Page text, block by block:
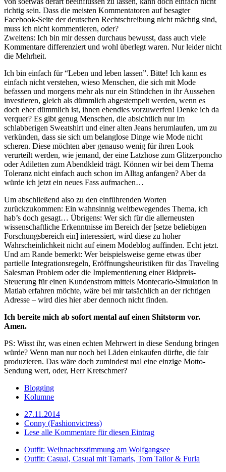
richtig sein. Dass die meisten Kommentatoren auf besagter
Facebook-Seite der deutschen Rechtschreibung nicht mächtig sind,
muss ich nicht kommentieren, oder?
Zweitens: Ich bin mir dessen durchaus bewusst, dass auch viele
Kommentare differenziert und wohl überlegt waren. Nur leider nicht
die Mehrheit.
Ich bin einfach für “Leben und leben lassen”. Bitte! Ich kann es
einfach nicht verstehen, wieso Menschen, die sich mit Mode
befassen und morgens mehr als nur ein Stündchen in ihr Aussehen
investieren, gleich als dümmlich abgestempelt werden, wenn es
doch eher dümmlich ist, ihnen ebendies vorzuwerfen! Denke ich da
verquer? Es gibt genug Menschen, die absichtlich nur im
schlabberigen Sweatshirt und einer alten Jeans herumlaufen, um zu
verkünden, dass sie sich um belanglose Dinge wie Mode nicht
scheren. Diese möchten aber genauso wenig für ihren Look
verurteilt werden, wie jemand, der eine Latzhose zum Glitzerponcho
oder Adiletten zum Abendkleid trägt. Können wir bei dem Thema
Toleranz nicht einfach auch schon im Alltag anfangen? Aber da
würde ich jetzt ein neues Fass aufmachen…
Um abschließend also zu den einführenden Worten
zurückzukommen: Ein wahnsinnig weltbewegendes Thema, ich
hab’s doch gesagt… Übrigens: Wer sich für die allerneusten
wissenschaftliche Erkenntnisse im Bereich der [setze beliebigen
Forschungsbereich ein] interessiert, wird diese zu hoher
Wahrscheinlichkeit nicht auf einem Modeblog auffinden. Echt jetzt.
Und am Rande bemerkt: Wer beispielsweise gerne etwas über
partielle Integrationsregeln, Eröffnungsheuristiken für das Traveling
Salesman Problem oder die Implementierung einer Bidpreis-
Steuerung für einen Kundenstrom mittels Montecarlo-Simulation in
Matlab erfahren möchte, wäre bei mir tatsächlich an der richtigen
Adresse – wird dies hier aber dennoch nicht finden.
Ich bereite mich ab sofort mental auf einen Shitstorm vor.
Amen.
PS: Wisst ihr, was einen echten Mehrwert in diese Sendung bringen
würde? Wenn man nur noch bei Läden einkaufen dürfte, die fair
produzieren. Das wäre doch zumindest mal eine einzige Motto-
Sendung wert, oder, Herr Kretschmer?
Blogging
Kolumne
27.11.2014
Conny (Fashionvictress)
Lese alle Kommentare für diesen Eintrag
Outfit: Weihnachtsstimmung am Wolfgangsee
Outfit: Casual, Casual mit Tamaris, Tom Tailor & Furla